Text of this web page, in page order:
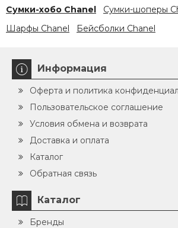
Сумки-хобо Chanel
Сумки-шоперы
Шарфы Chanel
Бейсболки Chanel
Информация
Оферта и политика
Пользовательское соглашение
Условия обмена и возврата
Доставка и оплата
Каталог
Обратная связь
Каталог
Бренды